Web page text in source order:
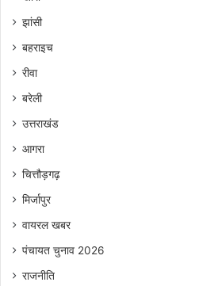
झांसी
बहराइच
रीवा
बरेली
उत्तराखंड
आगरा
चित्तौड़गढ़
मिर्जापुर
वायरल खबर
पंचायत चुनाव 2026
राजनीति